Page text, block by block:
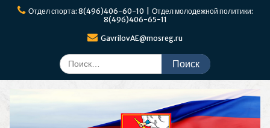
ПерейтиОтдел спорта: 8(496)406-60-10 | Отдел молодежной политики:
8(496)406-65-11
GavrilovAE@mosreg.ru
Поиск
по: